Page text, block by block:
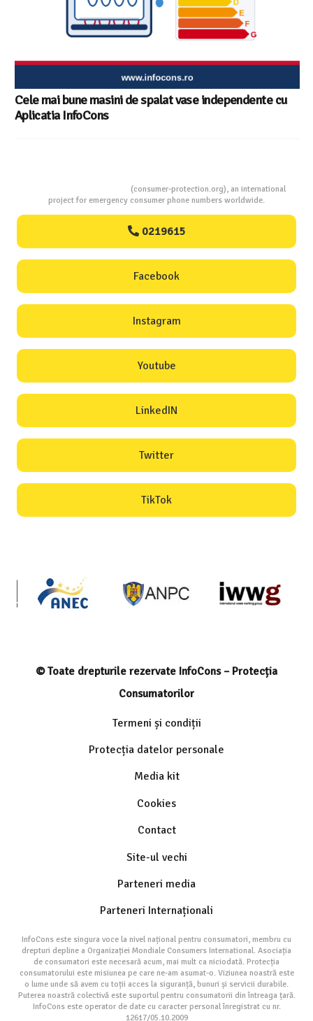
(consumer-protection.org), an international
project for emergency consumer phone numbers worldwide.
0219615
Facebook
Instagram
Youtube
LinkedIN
Twitter
TikTok
© Toate drepturile rezervate InfoCons – Protecția
Consumatorilor
Termeni și condiții
Protecția datelor personale
Media kit
Cookies
Contact
Site-ul vechi
Parteneri media
Parteneri Internaționali
InfoCons este singura voce la nivel național pentru consumatori, membru cu
drepturi depline a Organizației Mondiale Consumers International. Asociația
de consumatori este necesară acum, mai mult ca niciodată. Protecția
consumatorului este misiunea pe care ne-am asumat-o. Viziunea noastră este
o lume unde să avem cu toții acces la siguranță, bunuri și servicii durabile.
Puterea noastră colectivă este suportul pentru consumatorii din întreaga țară.
InfoCons este operator de date cu caracter personal înregistrat cu nr.
12617/05.10.2009